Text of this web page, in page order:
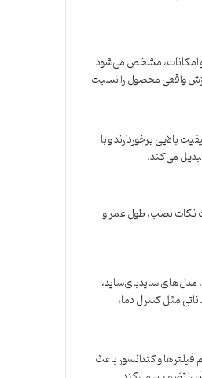
امکانات، مشخص می‌شود
واقعی محصول را نسبت
برخوردارند و با
می‌کند.
نکات نصب، طول عمر و
مدل‌های سایدبای‌ساید،
مثل کنترل دما،
و کندانسور باعث